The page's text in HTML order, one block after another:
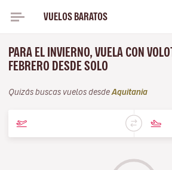
VUELOS BARATOS
PARA EL INVIERNO, VUELA CON
FEBRERO DESDE SOLO
Quizás buscas vuelos desde Aquitania